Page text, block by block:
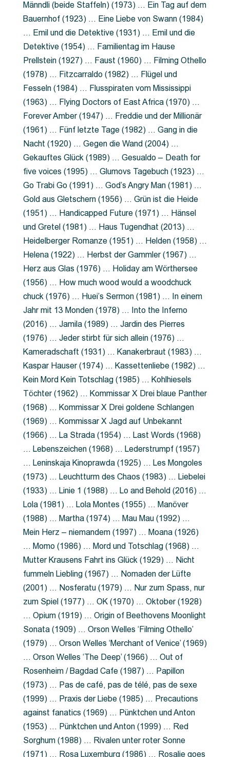
Männdli (beide Staffeln) (1973) … Ein Tag auf dem
Bauernhof (1923) … Eine Liebe von Swann (1984)
… Emil und die Detektive (1931) … Emil und die
Detektive (1954) … Familientag im Hause
Prellstein (1927) … Faust (1960) … Filming Othello
(1978) … Fitzcarraldo (1982) … Flügel und
Fesseln (1984) … Flusspiraten vom Mississippi
(1963) … Flying Doctors of East Africa (1970) …
Forever Amber (1947) … Freddie und der Millionär
(1961) … Fünf letzte Tage (1982) … Gang in die
Nacht (1920) … Gegen die Wand (2004) …
Gekauftes Glück (1989) … Gesualdo – Death for
five voices (1995) … Glumovs Tagebuch (1923) …
Go Trabi Go (1991) … God’s Angry Man (1981) …
Gold aus Gletschern (1956) … Grün ist die Heide
(1951) … Handicapped Future (1971) … Hänsel
und Gretel (1981) … Haus Tugendhat (2013) …
Heidelberger Romanze (1951) … Helden (1958) …
Helena (1922) … Herbst der Gammler (1967) …
Herz aus Glas (1976) … Holiday am Wörthersee
(1956) … How much wood would a woodchuck
chuck (1976) … Huei’s Sermon (1981) … In einem
Jahr mit 13 Monden (1978) … Into the Inferno
(2016) … Jamila (1989) … Jardin des Pierres
(1976) … Jeder stirbt für sich allein (1976) …
Kameradschaft (1931) … Kanakerbraut (1983) …
Kaspar Hauser (1974) … Kassettenliebe (1982) …
Kein Mord Kein Totschlag (1985) … Kohlhiesels
Töchter (1962) … Kommissar X Drei blaue Panther
(1968) … Kommissar X Drei goldene Schlangen
(1969) … Kommissar X Jagd auf Unbekannt
(1966) … La Strada (1954) … Last Words (1968)
… Lebenszeichen (1968) … Lederstrumpf (1957)
… Leninskaja Kinoprawda (1925) … Les Mongoles
(1973) … Leuchtturm des Chaos (1983) … Liebelei
(1933) … Linie 1 (1988) … Lo and Behold (2016) …
Lola (1981) … Lola Montes (1955) … Manöver
(1988) … Martha (1974) … Mau Mau (1992) …
Mein Herz – niemandem (1997) … Moana (1926)
… Momo (1986) … Mord und Totschlag (1968) …
Mutter Krausens Fahrt ins Glück (1929) … Nicht
fummeln Liebling (1967) … Nomaden der Lüfte
(2001) … Nosferatu (1979) … Nur zum Spass, nur
zum Spiel (1977) … OK (1970) … Oktober (1928)
… Opium (1919) … Origin of Beethovens Moonlight
Sonata (1909) … Orson Welles ‘Filming Othello’
(1979) … Orson Welles ‘Merchant of Venice’ (1969)
… Orson Welles ‘The Deep’ (1966) … Out of
Rosenheim / Bagdad Cafe (1987) … Papillon
(1973) … Pas de café, pas de télé, pas de sexe
(1999) … Praxis der Liebe (1985) … Precautions
against fanatics (1969) … Pünktchen und Anton
(1953) … Pünktchen und Anton (1999) … Red
Sorghum (1988) … Rivalen unter roter Sonne
(1971) … Rosa Luxemburg (1986) … Rosalie goes